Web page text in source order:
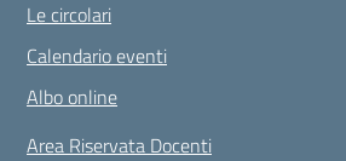
Le circolari
Calendario eventi
Albo online
Area Riservata Docenti